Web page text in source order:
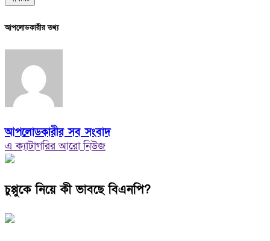
আপলোডকারীর তথ্য
আপলোডকারীর সব সংবাদ
এ ক্যাটাগরির আরো নিউজ
চুপ্পুকে নিয়ে কী ভাবছে বিএনপি?